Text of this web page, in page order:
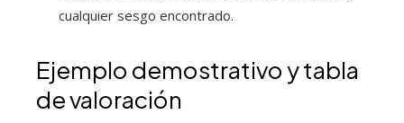
cualquier sesgo encontrado.
Ejemplo demostrativo y tabla
de valoración